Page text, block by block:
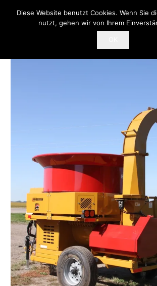
NEU STARTSEITE
Diese Website benutzt Cookies. Wenn Sie
nutzt, gehen wir von Ihrem